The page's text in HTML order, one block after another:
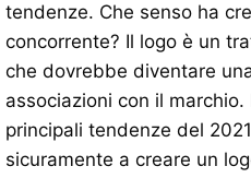
tendenze. Che senso ha
concorrente? Il logo è un
che dovrebbe diventare
associazioni con il
principali tendenze del
sicuramente a creare un